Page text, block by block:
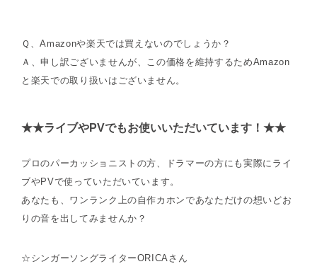
Ｑ、Amazonや楽天では買えないのでしょうか？
Ａ、申し訳ございませんが、この価格を維持するためAmazon
と楽天での取り扱いはございません。
★★ライブやPVでもお使いいただいています！★★
プロのパーカッショニストの方、ドラマーの方にも実際にライ
ブやPVで使っていただいています。
あなたも、ワンランク上の自作カホンであなただけの想いどお
りの音を出してみませんか？
☆シンガーソングライターORICAさん